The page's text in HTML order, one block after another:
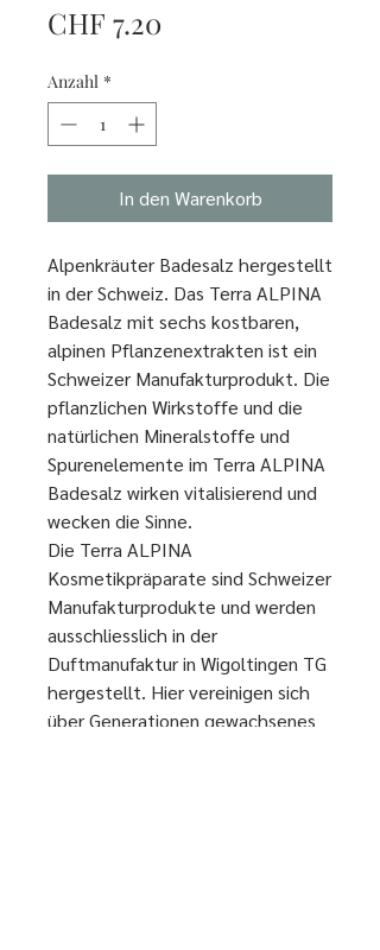
CHF 7.20
Anzahl *
In den Warenkorb
Alpenkräuter Badesalz hergestellt
in der Schweiz. Das Terra ALPINA
Badesalz mit sechs kostbaren,
alpinen Pflanzenextrakten ist ein
Schweizer Manufakturprodukt. Die
pflanzlichen Wirkstoffe und die
natürlichen Mineralstoffe und
Spurenelemente im Terra ALPINA
Badesalz wirken vitalisierend und
wecken die Sinne.
Die Terra ALPINA
Kosmetikpräparate sind Schweizer
Manufakturprodukte und werden
ausschliesslich in der
Duftmanufaktur in Wigoltingen TG
hergestellt. Hier vereinigen sich
über Generationen gewachsenes